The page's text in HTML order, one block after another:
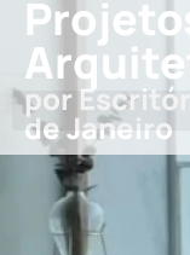
por
de Janeiro